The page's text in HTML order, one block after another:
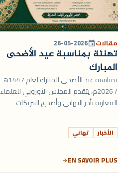
مقالاتevent
26-05-2026
تهنئة بمناسبة عيد الأضحى
المبارك
بمناسبة عيد الأضحى المبارك لعام 1447هـ
/ 2026م، يتقدم المجلس الأوروبي للعلماء
المغاربة بأحر التهاني وأصدق التبريكات
تعالى أ...
الأخبار تهاني
EN SAVOIR PLUS
arrow_forward